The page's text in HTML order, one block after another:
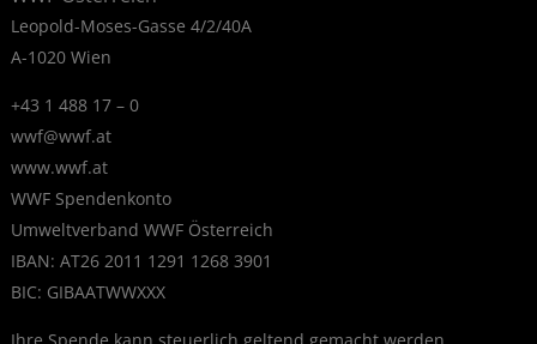
Leopold-Moses-Gasse 4/2/40A
A-1020 Wien
+43 1 488 17 – 0
wwf@wwf.at
www.wwf.at
WWF Spendenkonto
Umweltverband WWF Österreich
IBAN: AT26 2011 1291 1268 3901
BIC: GIBAATWWXXX